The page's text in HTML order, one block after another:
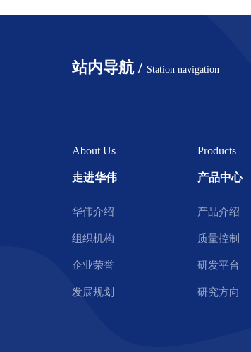
站内导航 / Station navigation
About Us
走进华伟
华伟介绍
组织机构
企业荣誉
发展规划
Products
产品中心
产品介绍
质量控制
研发平台
研究方向